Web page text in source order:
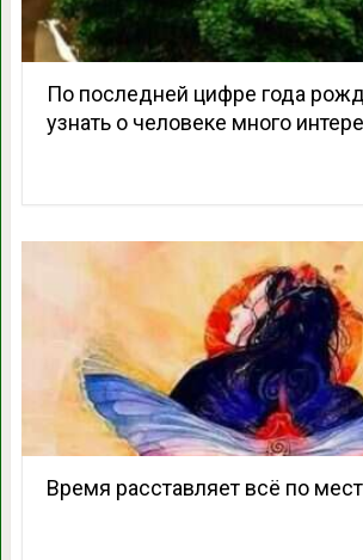
По последней цифре года
узнать о человеке много
Время расставляет всё по